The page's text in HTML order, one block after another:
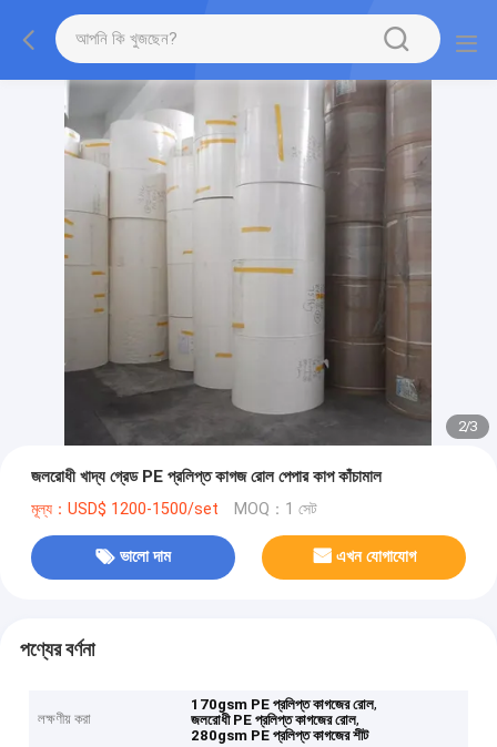
2/3
জলরোধী খাদ্য গ্রেড PE প্রলিপ্ত কাগজ রোল পেপার কাপ কাঁচামাল
মূল্য：USD$ 1200-1500/set MOQ：1 সেট
ভালো দাম এখন যোগাযোগ
পণ্যের বর্ণনা
লক্ষণীয় করা
170gsm PE প্রলিপ্ত কাগজের রোল,
জলরোধী PE প্রলিপ্ত কাগজের রোল,
280gsm PE প্রলিপ্ত কাগজের শীট